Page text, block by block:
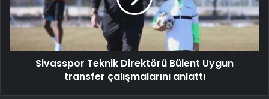
Sivasspor Teknik Direktörü Bülent Uygun
transfer çalışmalarını anlattı